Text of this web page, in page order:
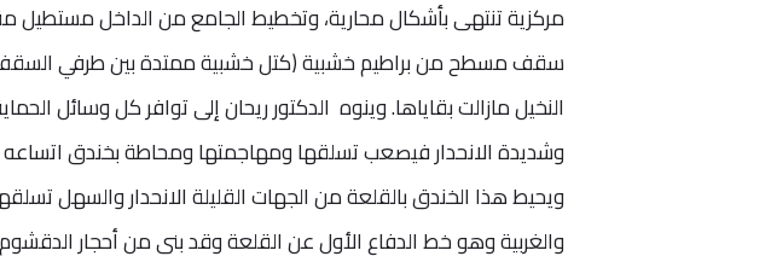
مركزية تنتهى بأشكال محارية، وتخطيط الجامع من الداخل
سقف مسطح من براطيم خشبية (كتل خشبية ممتدة بين طرفي السقف
النخيل مازالت بقاياها. وينوه الدكتور ريحان إلى توافر كل وسائل
ويحيط هذا الخندق بالقلعة من الجهات القليلة الانحدار والسهل
والغربية وهو خط الدفاع الأول عن القلعة وقد بنى من أحجار الدقشوم